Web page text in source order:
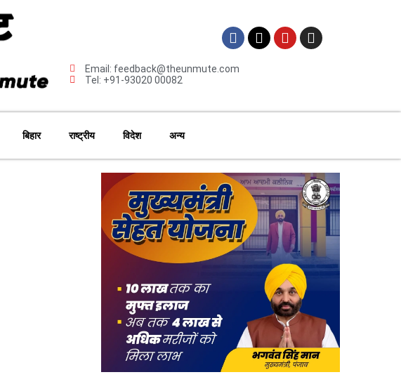
Email: feedback@theunmute.com
Tel: +91-93020 00082
बिहार राष्ट्रीय विदेश अन्य